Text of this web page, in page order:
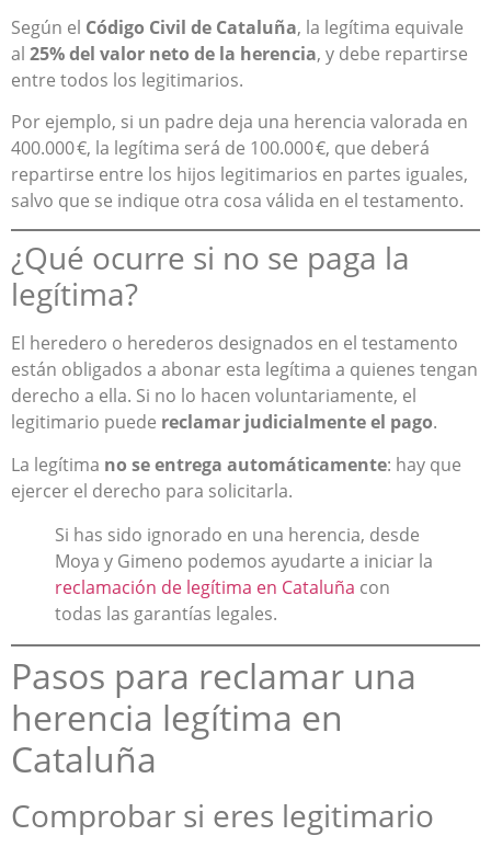
Según el Código Civil de Cataluña, la legítima equivale
al 25% del valor neto de la herencia, y debe repartirse
entre todos los legitimarios.
Por ejemplo, si un padre deja una herencia valorada en
400.000 €, la legítima será de 100.000 €, que deberá
repartirse entre los hijos legitimarios en partes iguales,
salvo que se indique otra cosa válida en el testamento.
¿Qué ocurre si no se paga la
legítima?
El heredero o herederos designados en el testamento
están obligados a abonar esta legítima a quienes tengan
derecho a ella. Si no lo hacen voluntariamente, el
legitimario puede reclamar judicialmente el pago.
La legítima no se entrega automáticamente: hay que
ejercer el derecho para solicitarla.
Si has sido ignorado en una herencia, desde
Moya y Gimeno podemos ayudarte a iniciar la
reclamación de legítima en Cataluña con
todas las garantías legales.
Pasos para reclamar una
herencia legítima en
Cataluña
Comprobar si eres legitimario